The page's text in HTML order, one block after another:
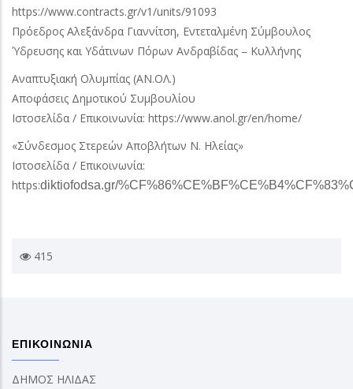
https://www.contracts.gr/v1/units/91093
Πρόεδρος Αλεξάνδρα Γιαννίτση, Εντεταλμένη Σύμβουλος
Ύδρευσης και Υδάτινων Πόρων Ανδραβίδας – Κυλλήνης
Αναπτυξιακή Ολυμπίας (ΑΝ.ΟΛ.)
Αποφάσεις Δημοτικού Συμβουλίου
Ιστοσελίδα / Επικοινωνία: https://www.anol.gr/en/home/
«Σύνδεσμος Στερεών Αποβλήτων Ν. Ηλείας»
Ιστοσελίδα / Επικοινωνία:
https:diktiofodsa.gr/
415
ΕΠΙΚΟΙΝΩΝΙΑ
ΔΗΜΟΣ ΗΛΙΔΑΣ